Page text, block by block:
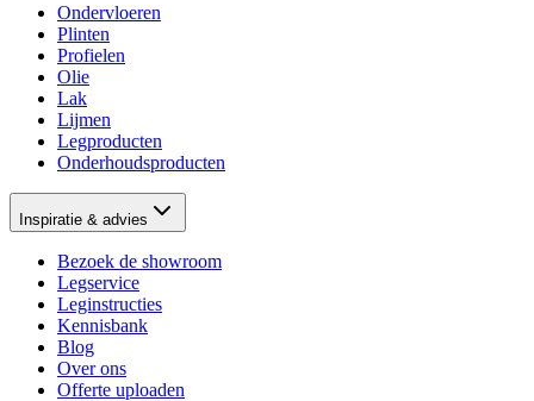
Ondervloeren
Plinten
Profielen
Olie
Lak
Lijmen
Legproducten
Onderhoudsproducten
Inspiratie & advies
Bezoek de showroom
Legservice
Leginstructies
Kennisbank
Blog
Over ons
Offerte uploaden